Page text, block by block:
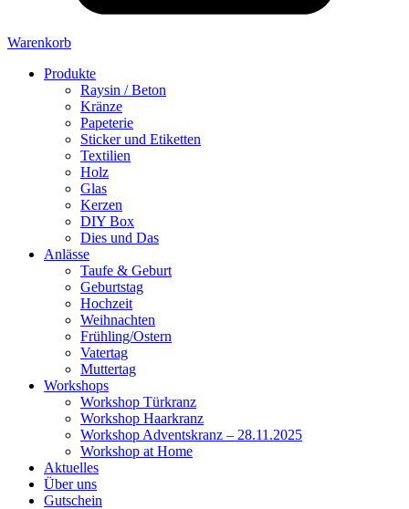
Warenkorb
Produkte
Raysin / Beton
Kränze
Papeterie
Sticker und Etiketten
Textilien
Holz
Glas
Kerzen
DIY Box
Dies und Das
Anlässe
Taufe & Geburt
Geburtstag
Hochzeit
Weihnachten
Frühling/Ostern
Vatertag
Muttertag
Workshops
Workshop Türkranz
Workshop Haarkranz
Workshop Adventskranz – 28.11.2025
Workshop at Home
Aktuelles
Über uns
Gutschein